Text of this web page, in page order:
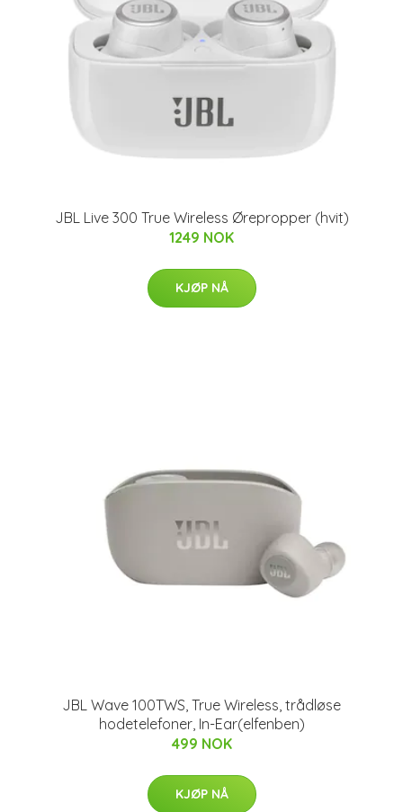
JBL Live 300 True Wireless Ørepropper (hvit)
1249 NOK
KJØP NÅ
JBL Wave 100TWS, True Wireless, trådløse
hodetelefoner, In-Ear(elfenben)
499 NOK
KJØP NÅ